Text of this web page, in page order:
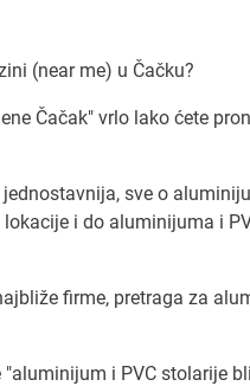
(near me) u Čačku?
Čačak" vrlo lako ćete
sve o
i do aluminijuma i
firme, pretraga za
i PVC stolarije